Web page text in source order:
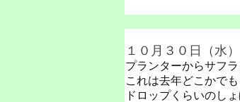
１０月３０日（水）
プランターからサフラ
これは去年どこかで
ドロップくらいのし